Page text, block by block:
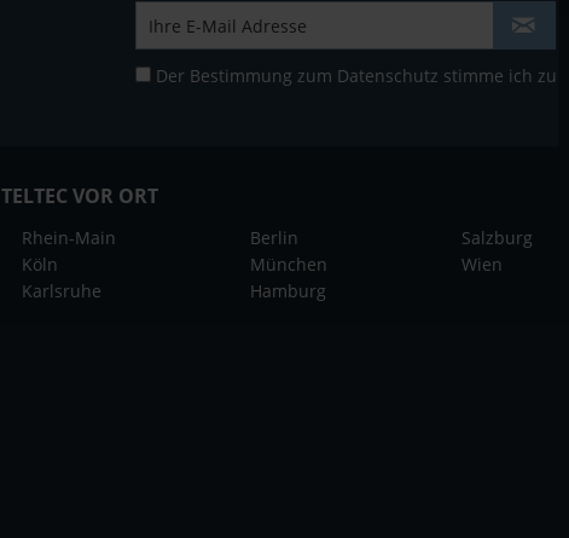
Der Bestimmung zum Datenschutz stimme ich zu
TELTEC VOR ORT
Rhein-Main
Köln
Karlsruhe
Berlin
München
Hamburg
Salzburg
Wien